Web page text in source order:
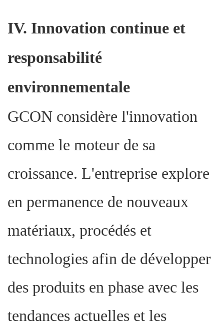
IV. Innovation continue et
responsabilité
environnementale
GCON considère l'innovation
comme le moteur de sa
croissance. L'entreprise explore
en permanence de nouveaux
matériaux, procédés et
technologies afin de développer
des produits en phase avec les
tendances actuelles et les